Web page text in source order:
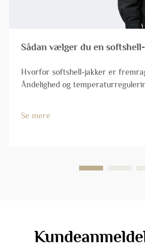
Sådan vælger du en
Hvorfor softshell-jakker er
Åndelighed og
Se mere